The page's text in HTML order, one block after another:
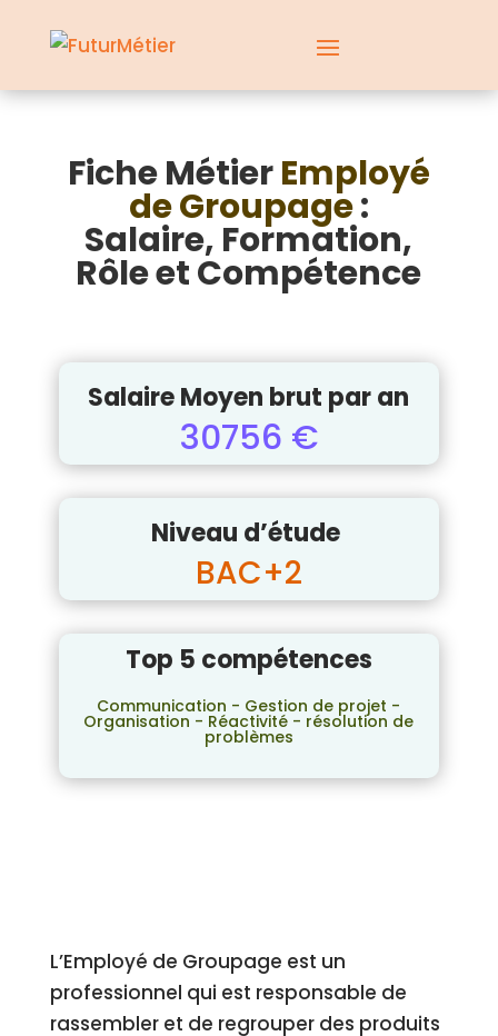
Fiche MétierEmployé
de Groupage:
Salaire, Formation,
Rôle et Compétence
Salaire Moyen brut par an
30756 €
Niveau d’étude
BAC+2
Top 5 compétences
Communication - Gestion de projet -
Organisation - Réactivité - résolution de
problèmes
L’Employé de Groupage est un
professionnel qui est responsable de
rassembler et de regrouper des produits